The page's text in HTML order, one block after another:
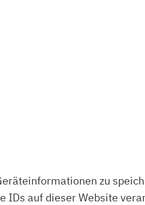
zu
auf dieser Website